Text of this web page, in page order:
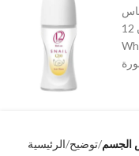
الرئيسية توضيح الجسم